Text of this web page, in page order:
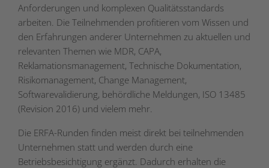
Anforderungen und komplexen Qualitätsstandards
arbeiten. Die Teilnehmenden profitieren vom Wissen und
den Erfahrungen anderer Unternehmen zu aktuellen und
relevanten Themen wie MDR, CAPA,
Reklamationsmanagement, Technische Dokumentation,
Risikomanagement, Change Management,
Softwarevalidierung, behördliche Meldungen, ISO 13485
(Revision 2016) und vielem mehr.
Die ERFA-Runden finden meist direkt bei teilnehmenden
Unternehmen statt und werden durch eine
Betriebsbesichtigung ergänzt. Dadurch erhalten die